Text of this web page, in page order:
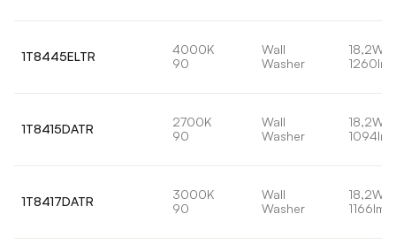
1T8445ELTR
4000K
90
Wall
Washer
18,2W
1260lm
1T8415DATR
2700K
90
Wall
Washer
18,2W
1094lm
1T8417DATR
3000K
90
Wall
Washer
18,2W
1166lm